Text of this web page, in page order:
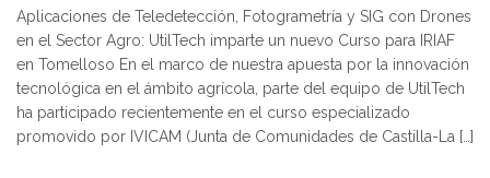
Aplicaciones de Teledetección, Fotogrametría y SIG con Drones
en el Sector Agro: UtilTech imparte un nuevo Curso para IRIAF
en Tomelloso En el marco de nuestra apuesta por la innovación
tecnológica en el ámbito agrícola, parte del equipo de UtilTech
ha participado recientemente en el curso especializado
promovido por IVICAM (Junta de Comunidades de Castilla-La […]